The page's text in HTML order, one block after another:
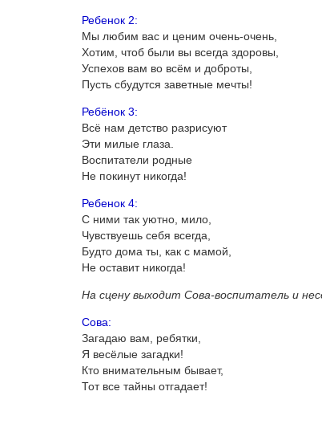
Ребенок 2:
Мы любим вас и ценим очень-очень,
Хотим, чтоб были вы всегда здоровы,
Успехов вам во всём и доброты,
Пусть сбудутся заветные мечты!
Ребёнок 3:
Всё нам детство разрисуют
Эти милые глаза.
Воспитатели родные
Не покинут никогда!
Ребенок 4:
С ними так уютно, мило,
Чувствуешь себя всегда,
Будто дома ты, как с мамой,
Не оставит никогда!
На сцену выходит Сова-воспитатель и
Сова:
Загадаю вам, ребятки,
Я весёлые загадки!
Кто внимательным бывает,
Тот все тайны отгадает!